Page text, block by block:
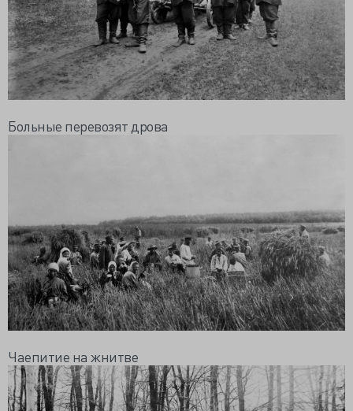
Больные перевозят дрова
Чаепитие на жнитве